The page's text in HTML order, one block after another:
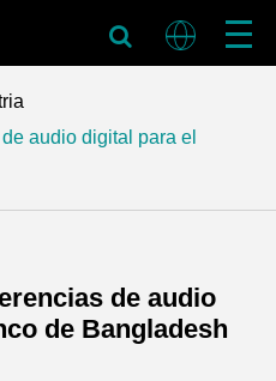
audio digital para el
de audio
de Bangladesh